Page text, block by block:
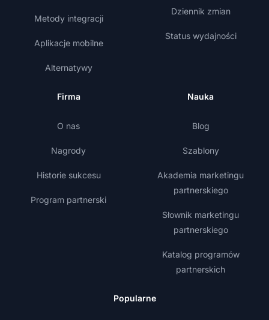
Metody integracji
Aplikacje mobilne
Alternatywy
Dziennik zmian
Status wydajności
Firma
O nas
Nagrody
Historie sukcesu
Program partnerski
Nauka
Blog
Szablony
Akademia marketingu
partnerskiego
Słownik marketingu
partnerskiego
Katalog programów
partnerskich
Popularne